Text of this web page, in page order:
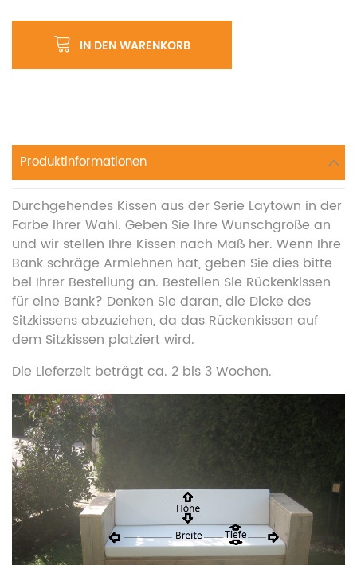
IN DEN WARENKORB
Produktinformationen
Durchgehendes Kissen aus der Serie Laytown in der
Farbe Ihrer Wahl. Geben Sie Ihre Wunschgröße an
und wir stellen Ihre Kissen nach Maß her. Wenn Ihre
Bank schräge Armlehnen hat, geben Sie dies bitte
bei Ihrer Bestellung an. Bestellen Sie Rückenkissen
für eine Bank? Denken Sie daran, die Dicke des
Sitzkissens abzuziehen, da das Rückenkissen auf
dem Sitzkissen platziert wird.
Die Lieferzeit beträgt ca. 2 bis 3 Wochen.